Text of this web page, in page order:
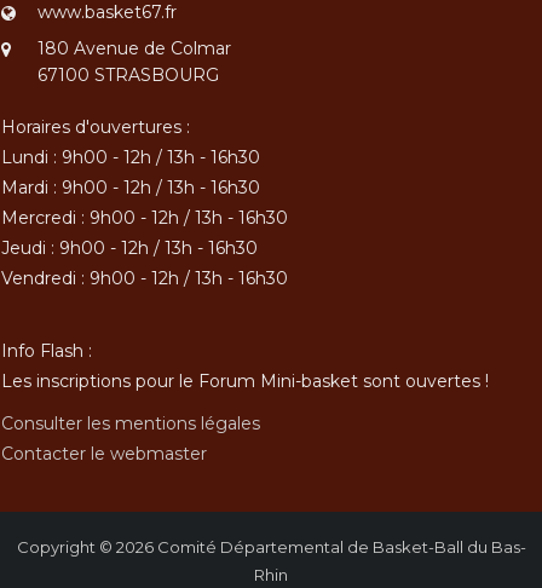
www.basket67.fr
180 Avenue de Colmar
67100 STRASBOURG
Horaires d'ouvertures :
Lundi : 9h00 - 12h / 13h - 16h30
Mardi : 9h00 - 12h / 13h - 16h30
Mercredi : 9h00 - 12h / 13h - 16h30
Jeudi : 9h00 - 12h / 13h - 16h30
Vendredi : 9h00 - 12h / 13h - 16h30
Info Flash :
Les inscriptions pour le Forum Mini-basket sont ouvertes !
Consulter les mentions légales
Contacter le webmaster
Copyright © 2026 Comité Départemental de Basket-Ball du Bas-
Rhin